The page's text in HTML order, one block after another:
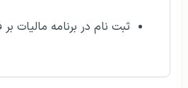
ثبت نام در برنامه مالیات